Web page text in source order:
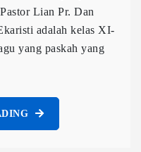
Lian Pr. Dan
adalah kelas XI-
yang paskah yang